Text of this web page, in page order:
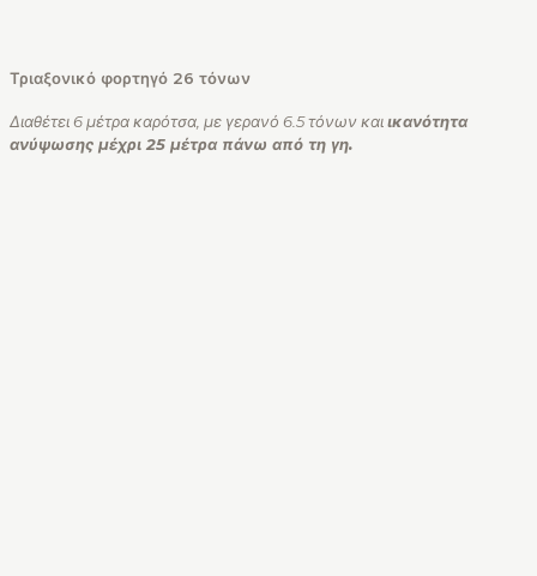
Τριαξονικό φορτηγό 26 τόνων
Διαθέτει 6 μέτρα καρότσα, με γερανό 6.5 τόνων καιικανότητα
ανύψωσης μέχρι 25 μέτρα πάνω από τη γη.